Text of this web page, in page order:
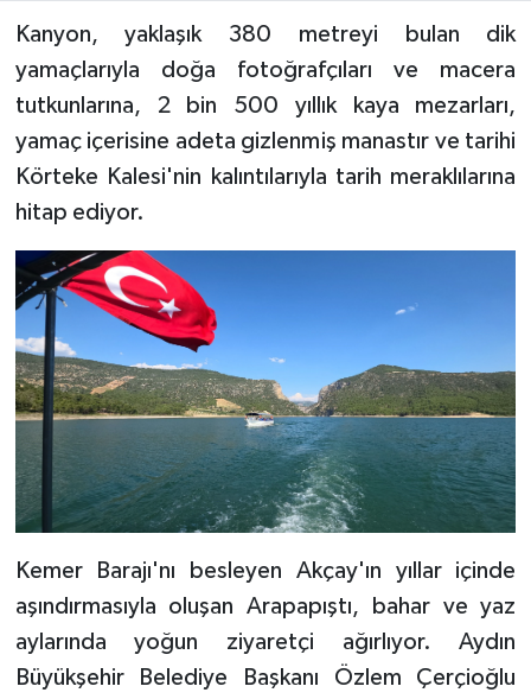
Kanyon, yaklaşık 380 metreyi bulan dik
yamaçlarıyla doğa fotoğrafçıları ve macera
tutkunlarına, 2 bin 500 yıllık kaya mezarları,
yamaç içerisine adeta gizlenmiş manastır ve tarihi
Körteke Kalesi'nin kalıntılarıyla tarih meraklılarına
hitap ediyor.
Kemer Barajı'nı besleyen Akçay'ın yıllar içinde
aşındırmasıyla oluşan Arapapıştı, bahar ve yaz
aylarında yoğun ziyaretçi ağırlıyor. Aydın
Büyükşehir Belediye Başkanı Özlem Çerçioğlu
Video